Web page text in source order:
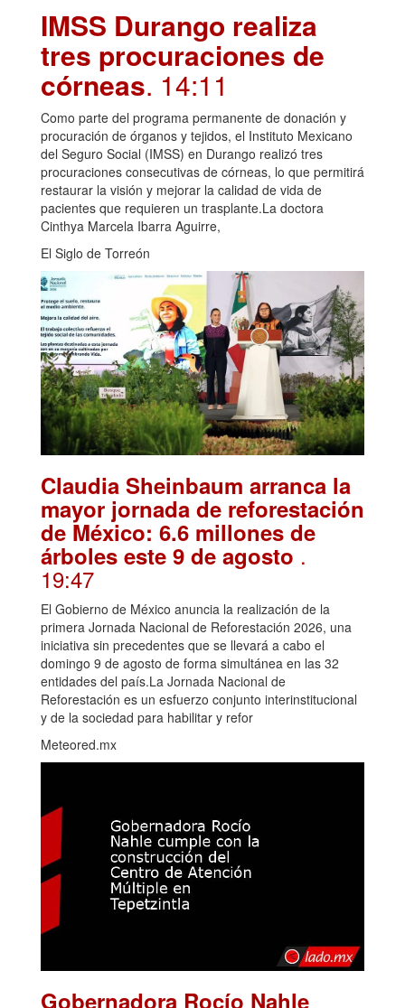
IMSS Durango realiza
tres procuraciones de
córneas. 14:11
Como parte del programa permanente de donación y
procuración de órganos y tejidos, el Instituto Mexicano
del Seguro Social (IMSS) en Durango realizó tres
procuraciones consecutivas de córneas, lo que permitirá
restaurar la visión y mejorar la calidad de vida de
pacientes que requieren un trasplante.La doctora
Cinthya Marcela Ibarra Aguirre,
El Siglo de Torreón
Claudia Sheinbaum arranca la
mayor jornada de reforestación
de México: 6.6 millones de
árboles este 9 de agosto .
19:47
El Gobierno de México anuncia la realización de la
primera Jornada Nacional de Reforestación 2026, una
iniciativa sin precedentes que se llevará a cabo el
domingo 9 de agosto de forma simultánea en las 32
entidades del país.La Jornada Nacional de
Reforestación es un esfuerzo conjunto interinstitucional
y de la sociedad para habilitar y refor
Meteored.mx
Gobernadora Rocío Nahle